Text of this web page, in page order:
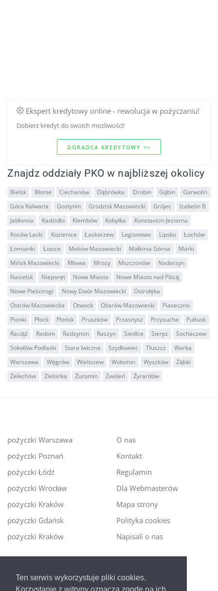
Ten serwis wykorzystuje pliki cookies.
Ekspert kredytowy online - rewolucja w pożyczaniu!
Dobierz kredyt do swoich mozliwości!
DORADCA KREDYTOWY >>
Znajdz oddziały PKO w najbliższej okolicy
Bielsk Błonie Ciechanów Dąbrówka Drobin Gąbin
Garwolin
Góra Kalwaria
Gostynin Grodzisk Mazowiecki Grójec
Izabelin B
Jabłonna
Kadzidło Klembów Kobyłka
Konstancin-Jeziorna
Kosów Lacki
Kozienice Łaskarzew Legionowo Lipsko
Łochów
Łomianki
Łosice Maków Mazowiecki Małkinia Górna
Marki
Mińsk Mazowiecki
Mława Mrozy Mszczonów
Nadarzyn
Nasielsk
Nieporęt Nowe Miasto
Nowe Miasto nad Pilicą
Nowe Pieścirogi
Nowy Dwór Mazowiecki
Ostrołęka
Ostrów Mazowiecka
Otwock Ożarów Mazowiecki
Piaseczno
Pionki
Płock Płońsk Pruszków Przasnysz Przysucha
Pułtusk
Raciąż
Radom Radzymin Raszyn Siedlce Sierpc
Sochaczew
Sokołów Podlaski
Stara Iwiczna Szydłowiec Tłuszcz
Warka
Warszawa
Węgrów Wieliszew Wołomin Wyszków
Ząbki
Żelechów
Zielonka Żuromin Zwoleń Żyrardów
pożyczki Warszawa
pożyczki Poznań
pożyczki Łódź
pożyczki Wrocław
pożyczki Kraków
pożyczki Gdańsk
pożyczki Kraków
O nas
Kontakt
Regulamin
Dla Webmasterów
Mapa strony
Polityka cookies
Napisali o nas
Ekspert kredytowy online- nowa era szybkiego i